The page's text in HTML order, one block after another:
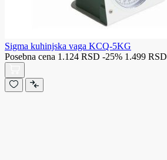
Sigma kuhinjska vaga KCQ-5KG
Posebna cena 1.124 RSD -25% 1.499 RSD